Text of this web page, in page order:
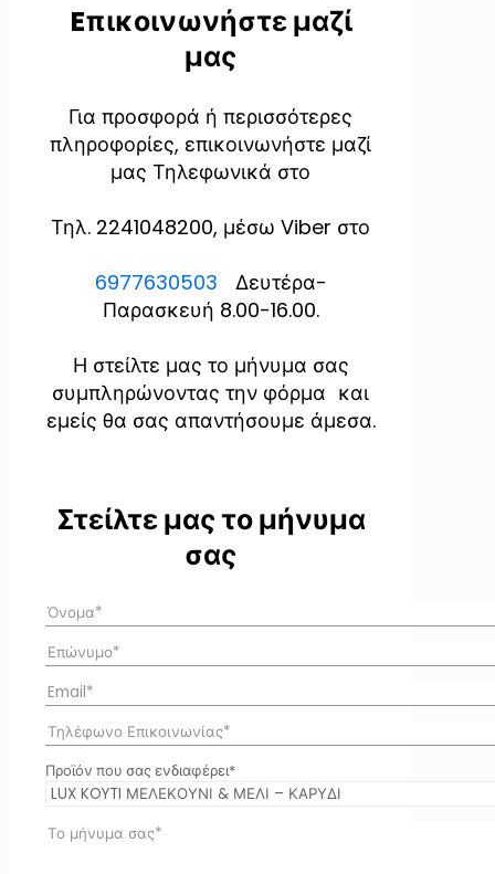
Eπικοινωνήστε μαζί
μας
Για προσφορά ή περισσότερες
πληροφορίες, επικοινωνήστε μαζί
μας Τηλεφωνικά στο
Τηλ. 2241048200, μέσω Viber στο
6977630503 Δευτέρα-
Παρασκευή 8.00-16.00.
Η στείλτε μας το μήνυμα σας
συμπληρώνοντας την φόρμα και
εμείς θα σας απαντήσουμε άμεσα.
Στείλτε μας το μήνυμα
σας
Προϊόν που σας ενδιαφέρει*